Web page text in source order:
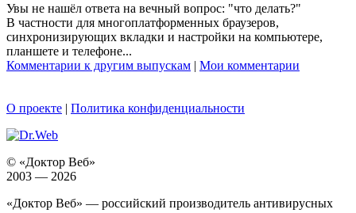
Увы не нашёл ответа на вечный вопрос: "что делать?"
В частности для многоплатформенных браузеров,
синхронизирующих вкладки и настройки на компьютере,
планшете и телефоне...
Комментарии к другим выпускам | Мои комментарии
О проекте | Политика конфиденциальности
© «Доктор Веб»
2003 — 2026
«Доктор Веб» — российский производитель антивирусных